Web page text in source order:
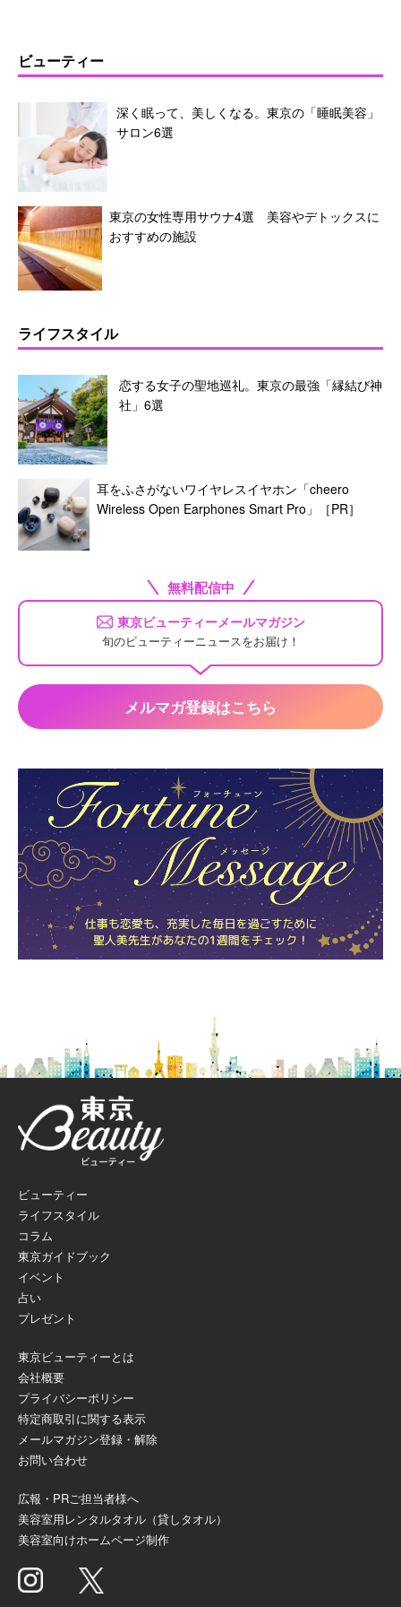
ビューティー
深く眠って、美しくなる。東京の「睡眠美容」
サロン6選
東京の女性専用サウナ4選 美容やデトックスに
おすすめの施設
ライフスタイル
恋する女子の聖地巡礼。東京の最強「縁結び神
社」6選
耳をふさがないワイヤレスイヤホン「cheero
Wireless Open Earphones Smart Pro」［PR］
無料配信中
東京ビューティーメールマガジン
旬のビューティーニュースをお届け！
メルマガ登録はこちら
ビューティー
ライフスタイル
コラム
東京ガイドブック
イベント
占い
プレゼント
東京ビューティーとは
会社概要
プライバシーポリシー
特定商取引に関する表示
メールマガジン登録・解除
お問い合わせ
広報・PRご担当者様へ
美容室用レンタルタオル（貸しタオル）
美容室向けホームページ制作